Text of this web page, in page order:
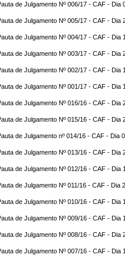
de Julgamento Nº 006/17 - CAF - Dia
de Julgamento Nº 005/17 - CAF - Dia
de Julgamento Nº 004/17 - CAF - Dia
de Julgamento Nº 003/17 - CAF - Dia
de Julgamento Nº 002/17 - CAF - Dia
de Julgamento Nº 001/17 - CAF - Dia
de Julgamento Nº 016/16 - CAF - Dia
de Julgamento Nº 015/16 - CAF - Dia
de Julgamento nº 014/16 - CAF - Dia
de Julgamento Nº 013/16 - CAF - Dia
de Julgamento Nº 012/16 - CAF - Dia
de Julgamento Nº 011/16 - CAF - Dia
de Julgamento Nº 010/16 - CAF - Dia
de Julgamento Nº 009/16 - CAF - Dia
de Julgamento Nº 008/16 - CAF - Dia
de Julgamento Nº 007/16 - CAF - Dia